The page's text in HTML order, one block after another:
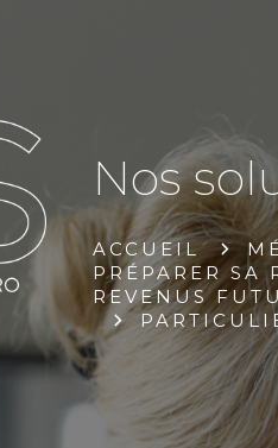
Nos
ACCUEIL
PRÉPARER
REVENUS